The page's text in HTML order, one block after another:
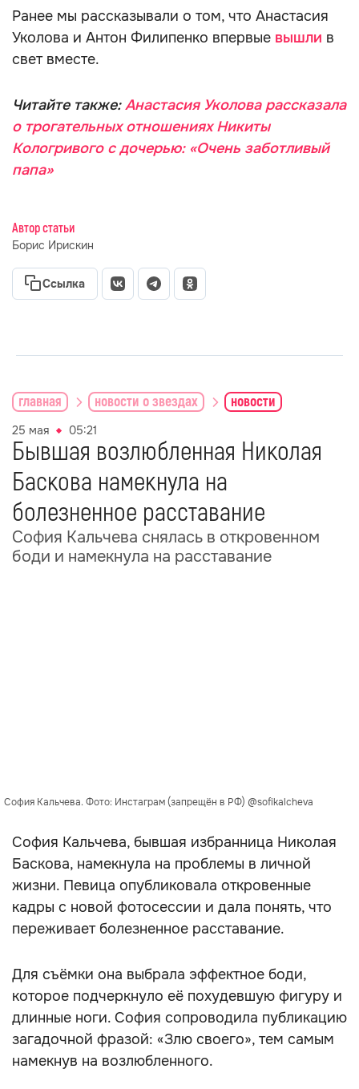
Ранее мы рассказывали о том, что Анастасия
Уколова и Антон Филипенко впервые вышли в
свет вместе.
Читайте также:Анастасия Уколова рассказала
о трогательных отношениях Никиты
Кологривого с дочерью: «Очень заботливый
папа»
Автор статьи
Борис Ирискин
Ссылка
главная новости о звездах новости
25 мая 05:21
Бывшая возлюбленная Николая
Баскова намекнула на
болезненное расставание
София Кальчева снялась в откровенном
боди и намекнула на расставание
София Кальчева. Фото: Инстаграм (запрещён в РФ) @sofikalcheva
София Кальчева, бывшая избранница Николая
Баскова, намекнула на проблемы в личной
жизни. Певица опубликовала откровенные
кадры с новой фотосессии и дала понять, что
переживает болезненное расставание.
Для съёмки она выбрала эффектное боди,
которое подчеркнуло её похудевшую фигуру и
длинные ноги. София сопроводила публикацию
загадочной фразой: «Злю своего», тем самым
намекнув на возлюбленного.